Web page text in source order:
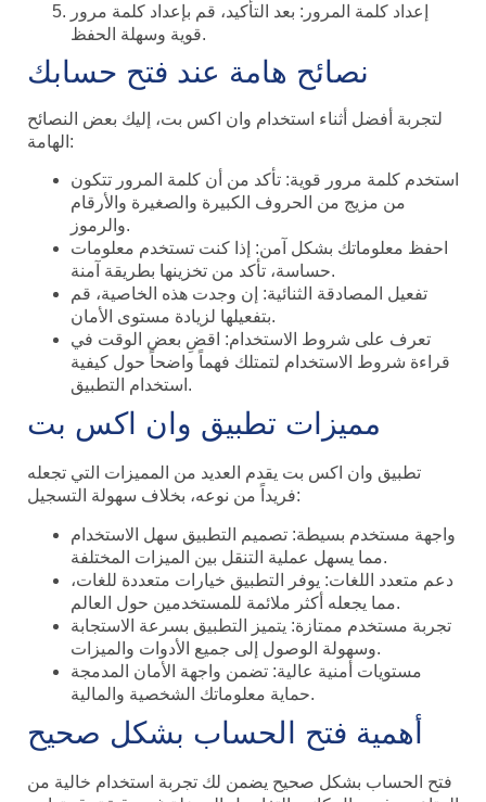
إعداد كلمة المرور: بعد التأكيد، قم بإعداد كلمة مرور
قوية وسهلة الحفظ.
نصائح هامة عند فتح حسابك
لتجربة أفضل أثناء استخدام وان اكس بت، إليك بعض النصائح
الهامة:
استخدم كلمة مرور قوية: تأكد من أن كلمة المرور تتكون
من مزيج من الحروف الكبيرة والصغيرة والأرقام
والرموز.
احفظ معلوماتك بشكل آمن: إذا كنت تستخدم معلومات
حساسة، تأكد من تخزينها بطريقة آمنة.
تفعيل المصادقة الثنائية: إن وجدت هذه الخاصية، قم
بتفعيلها لزيادة مستوى الأمان.
تعرف على شروط الاستخدام: اقضِ بعض الوقت في
قراءة شروط الاستخدام لتمتلك فهماً واضحاً حول كيفية
استخدام التطبيق.
مميزات تطبيق وان اكس بت
تطبيق وان اكس بت يقدم العديد من المميزات التي تجعله
فريداً من نوعه، بخلاف سهولة التسجيل:
واجهة مستخدم بسيطة: تصميم التطبيق سهل الاستخدام
مما يسهل عملية التنقل بين الميزات المختلفة.
دعم متعدد اللغات: يوفر التطبيق خيارات متعددة للغات،
مما يجعله أكثر ملائمة للمستخدمين حول العالم.
تجربة مستخدم ممتازة: يتميز التطبيق بسرعة الاستجابة
وسهولة الوصول إلى جميع الأدوات والميزات.
مستويات أمنية عالية: تضمن واجهة الأمان المدمجة
حماية معلوماتك الشخصية والمالية.
أهمية فتح الحساب بشكل صحيح
فتح الحساب بشكل صحيح يضمن لك تجربة استخدام خالية من